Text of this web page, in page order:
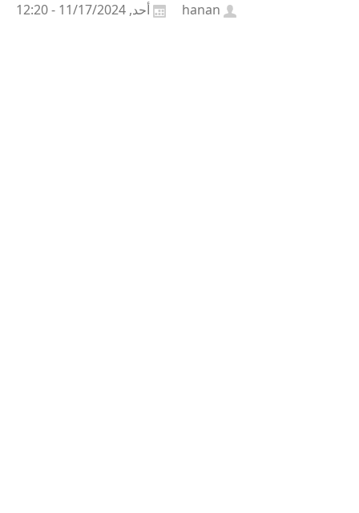
أحد, 11/17/2024 - 12:20 hanan